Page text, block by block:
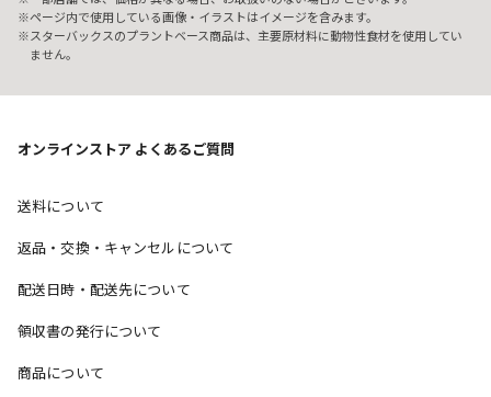
ページ内で使用している画像・イラストはイメージを含みます。
スターバックスのプラントベース商品は、主要原材料に動物性食材を使用してい
ません。
オンラインストア よくあるご質問
送料について
返品・交換・キャンセルについて
配送日時・配送先について
領収書の発行について
商品について